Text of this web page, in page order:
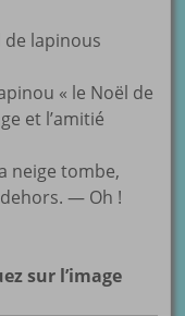
de lapinous
« le Noël de
et l’amitié
neige tombe,
— Oh !
sur l’image